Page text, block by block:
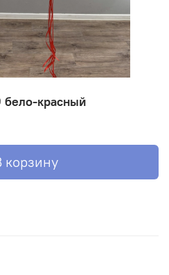
красный
корзину